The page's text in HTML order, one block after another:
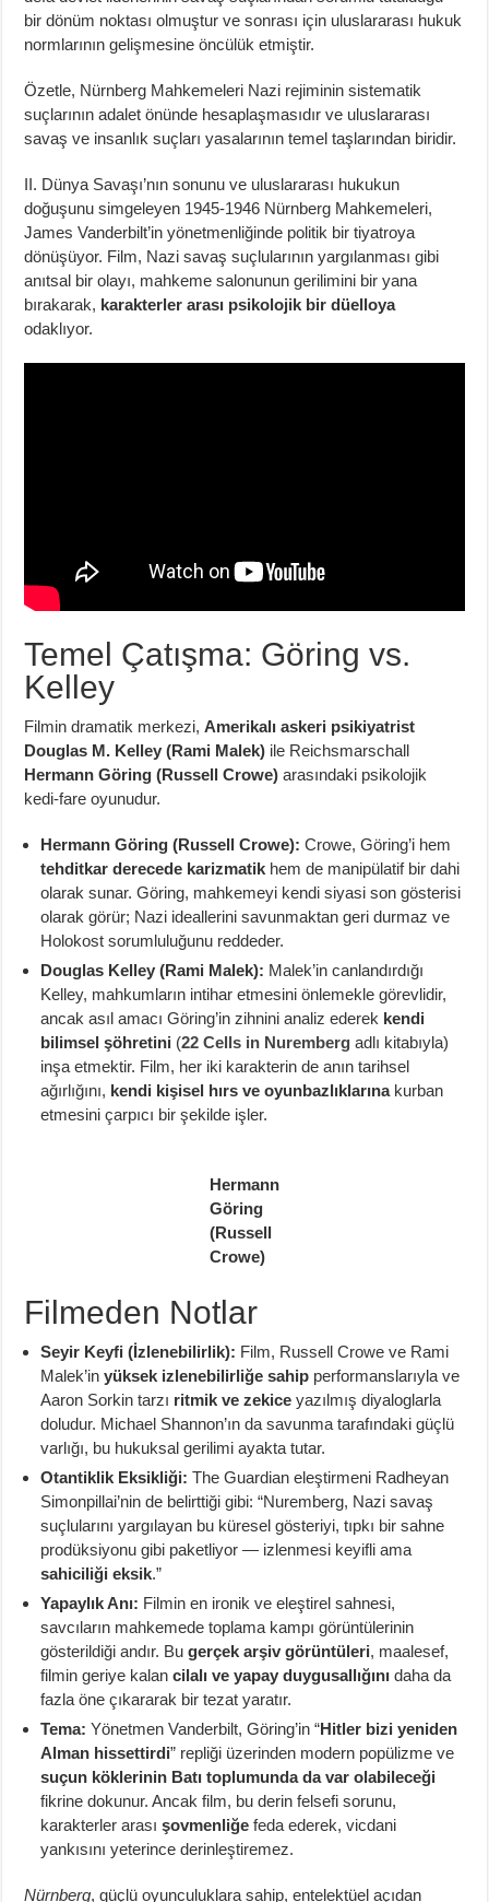
bir dönüm noktası olmuştur ve sonrası için uluslararası hukuk
normlarının gelişmesine öncülük etmiştir.
Özetle, Nürnberg Mahkemeleri Nazi rejiminin sistematik
suçlarının adalet önünde hesaplaşmasıdır ve uluslararası
savaş ve insanlık suçları yasalarının temel taşlarından biridir.
II. Dünya Savaşı’nın sonunu ve uluslararası hukukun
doğuşunu simgeleyen 1945-1946 Nürnberg Mahkemeleri,
James Vanderbilt’in yönetmenliğinde politik bir tiyatroya
dönüşüyor. Film, Nazi savaş suçlularının yargılanması gibi
anıtsal bir olayı, mahkeme salonunun gerilimini bir yana
bırakarak, karakterler arası psikolojik bir düelloya
odaklıyor.
Temel Çatışma: Göring vs.
Kelley
Filmin dramatik merkezi,Amerikalı askeri psikiyatrist
Douglas M. Kelley (Rami Malek) ile Reichsmarschall
Hermann Göring (Russell Crowe) arasındaki psikolojik
kedi-fare oyunudur.
Hermann Göring (Russell Crowe): Crowe, Göring’i hem
tehditkar derecede karizmatik hem de manipülatif bir dahi
olarak sunar. Göring, mahkemeyi kendi siyasi son gösterisi
olarak görür; Nazi ideallerini savunmaktan geri durmaz ve
Holokost sorumluluğunu reddeder.
Douglas Kelley (Rami Malek): Malek’in canlandırdığı
Kelley, mahkumların intihar etmesini önlemekle görevlidir,
ancak asıl amacı Göring’in zihnini analiz ederek kendi
bilimsel şöhretini (22 Cells in Nuremberg adlı kitabıyla)
inşa etmektir. Film, her iki karakterin de anın tarihsel
ağırlığını, kendi kişisel hırs ve oyunbazlıklarınakurban
etmesini çarpıcı bir şekilde işler.
Hermann
Göring
(Russell
Crowe)
Filmeden Notlar
Seyir Keyfi (İzlenebilirlik): Film, Russell Crowe ve Rami
Malek’inyüksek izlenebilirliğe sahip performanslarıyla ve
Aaron Sorkin tarzı ritmik ve zekice yazılmış diyaloglarla
doludur. Michael Shannon’ın da savunma tarafındaki güçlü
varlığı, bu hukuksal gerilimi ayakta tutar.
Otantiklik Eksikliği: The Guardian eleştirmeni Radheyan
Simonpillai’nin de belirttiği gibi: “Nuremberg, Nazi savaş
suçlularını yargılayan bu küresel gösteriyi, tıpkı bir sahne
prodüksiyonu gibi paketliyor — izlenmesi keyifli ama
sahiciliği eksik.”
Yapaylık Anı: Filmin en ironik ve eleştirel sahnesi,
savcıların mahkemede toplama kampı görüntülerinin
gösterildiği andır. Bugerçek arşiv görüntüleri, maalesef,
filmin geriye kalancilalı ve yapay duygusallığını daha da
fazla öne çıkararak bir tezat yaratır.
Tema: Yönetmen Vanderbilt, Göring’in “Hitler bizi yeniden
Alman hissettirdi” repliği üzerinden modern popülizme ve
suçun köklerinin Batı toplumunda da var olabileceği
fikrine dokunur. Ancak film, bu derin felsefi sorunu,
karakterler arasışovmenliğe feda ederek, vicdani
yankısını yeterince derinleştiremez.
Nürnberg, güçlü oyunculuklara sahip, entelektüel açıdan